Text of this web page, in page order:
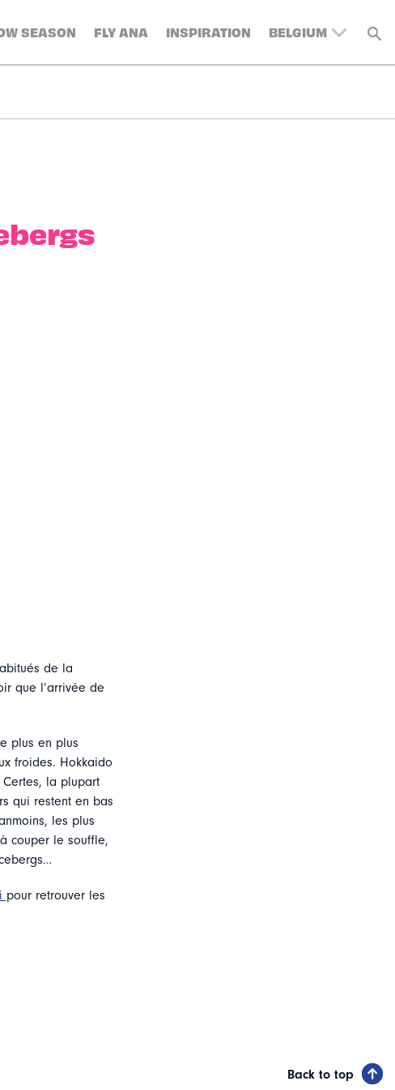
SEASON FLY ANA INSPIRATION BELGIUM
UNITED KINGDOM
DENMARK
de la
que l’arrivée de
plus en plus
froides. Hokkaido
la plupart
qui restent en bas
les plus
couper le souffle,
pour retrouver les
Back to top